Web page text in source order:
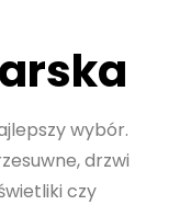
wybór.
drzwi
czy